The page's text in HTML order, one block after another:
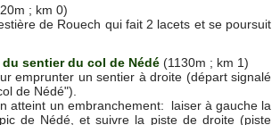
; km 0)
de Rouech qui fait 2 lacets et se poursuit
sentier du col de Nédé (1130m ; km 1)
emprunter un sentier à droite (départ signalé
de Nédé").
atteint un embranchement: laiser à gauche la
de Nédé, et suivre la piste de droite (piste